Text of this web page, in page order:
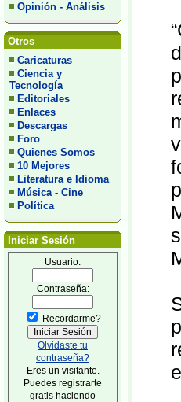
Opinión - Análisis
Otros
Caricaturas
Ciencia y
Tecnología
Editoriales
Enlaces
Descargas
Foro
Quienes Somos
10 Mejores
Literatura e Idioma
Música - Cine
Política
Iniciar Sesión
Usuario:
Contraseña:
Recordarme?
Olvidaste tu
contraseña?
Eres un visitante.
Puedes registrarte
gratis haciendo